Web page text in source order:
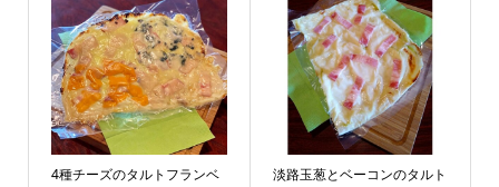
4種チーズのタルトフランベ
淡路玉葱とベーコンのタルト